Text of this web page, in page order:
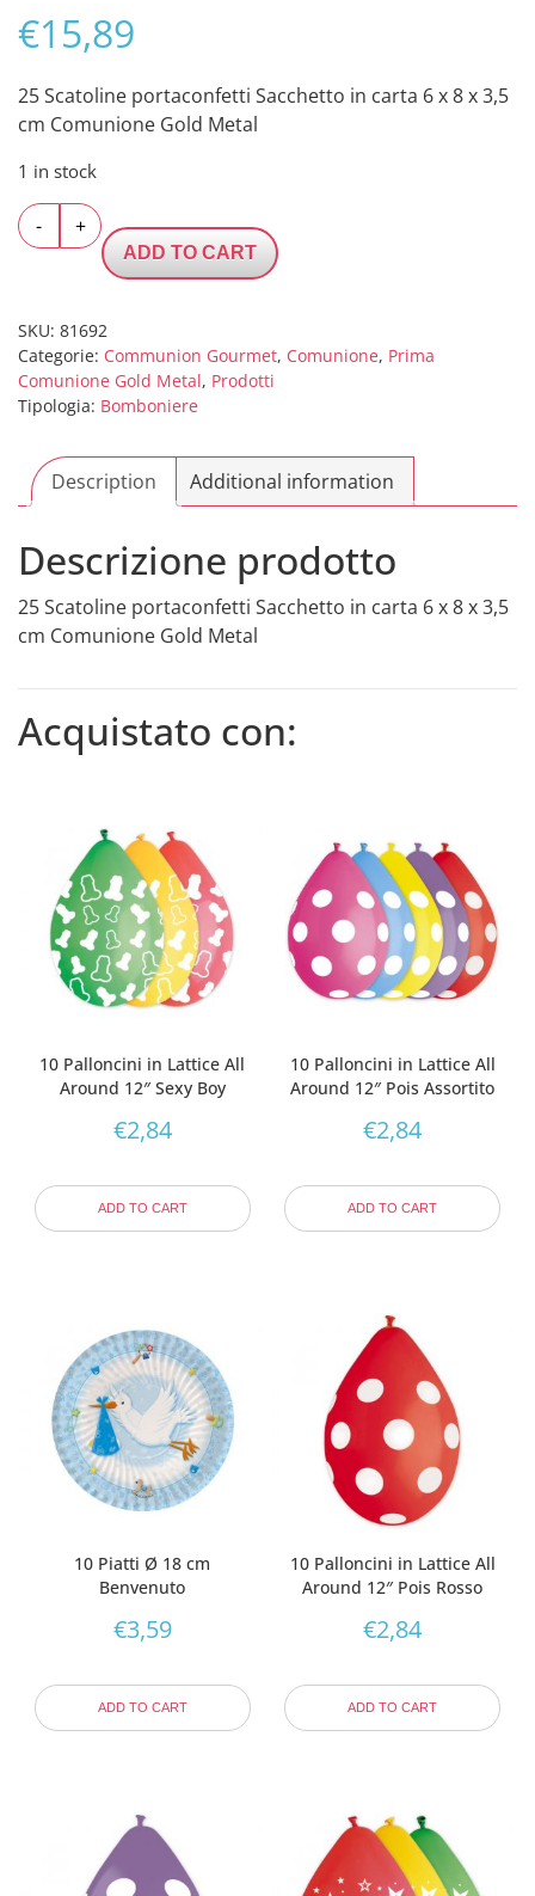
€15,89
25 Scatoline portaconfetti Sacchetto in carta 6 x 8 x 3,5
cm Comunione Gold Metal
1 in stock
-
Scatoline
portaconfetti
in
carta
6
x
x
Comunione
Metal
quantity
+
ADD TO CART
SKU: 81692
Categorie: Communion Gourmet, Comunione, Prima
Comunione Gold Metal, Prodotti
Tipologia: Bomboniere
Description Additional information
Descrizione prodotto
25 Scatoline portaconfetti Sacchetto in carta 6 x 8 x 3,5
cm Comunione Gold Metal
Acquistato con:
10 Palloncini in Lattice All
Around 12″ Sexy Boy
€2,84
ADD TO CART
10 Palloncini in Lattice All
Around 12″ Pois Assortito
€2,84
ADD TO CART
10 Piatti Ø 18 cm
Benvenuto
€3,59
ADD TO CART
10 Palloncini in Lattice All
Around 12″ Pois Rosso
€2,84
ADD TO CART